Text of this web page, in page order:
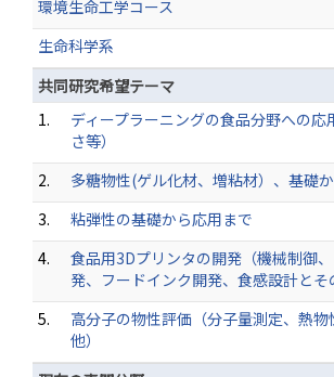
環境生命工学コース
生命科学系
共同研究希望テーマ
1.
ディープラーニングの食品分野への応
さ等）
2.
多糖物性(ゲル化材、増粘材）、基礎
3.
粘弾性の基礎から応用まで
4.
食品用3Dプリンタの開発（機械制御
発、フードインク開発、食感設計とそ
5.
高分子の物性評価（分子量測定、熱
他）